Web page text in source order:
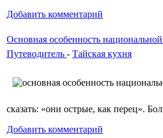
Добавить комментарий
Основная особенность
Путеводитель - Тайская кухня
сказать: «они острые, как перец».
Добавить комментарий